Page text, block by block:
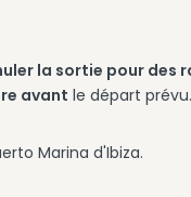
la sortie pour des
avant le départ prévu.
Marina d'Ibiza.